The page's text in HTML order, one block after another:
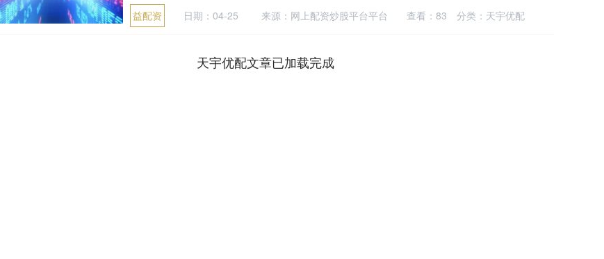
益配资 日期：04-25 来源：网上配资炒股平台平台 查看： 83 分类： 天宇优配
天宇优配文章已加载完成